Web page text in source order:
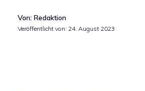
Von: Redaktion
Veröffentlicht von: 24. August 2023